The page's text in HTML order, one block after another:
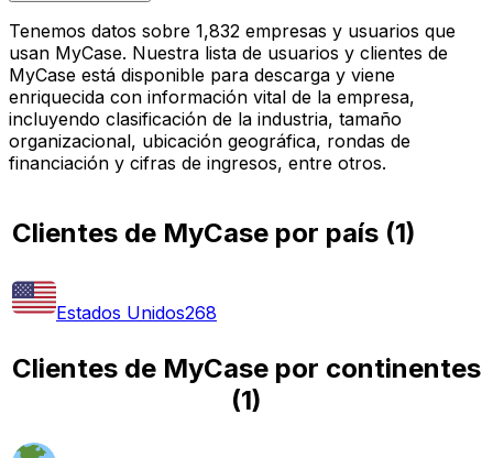
Tenemos datos sobre 1,832 empresas y usuarios que
usan MyCase. Nuestra lista de usuarios y clientes de
MyCase está disponible para descarga y viene
enriquecida con información vital de la empresa,
incluyendo clasificación de la industria, tamaño
organizacional, ubicación geográfica, rondas de
financiación y cifras de ingresos, entre otros.
Clientes de MyCase por país (1)
Estados Unidos268
Clientes de MyCase por continentes
(1)